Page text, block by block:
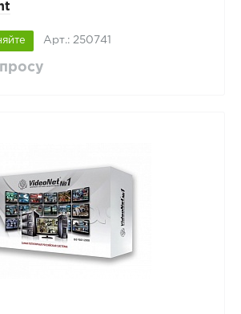
Арт.: 250741